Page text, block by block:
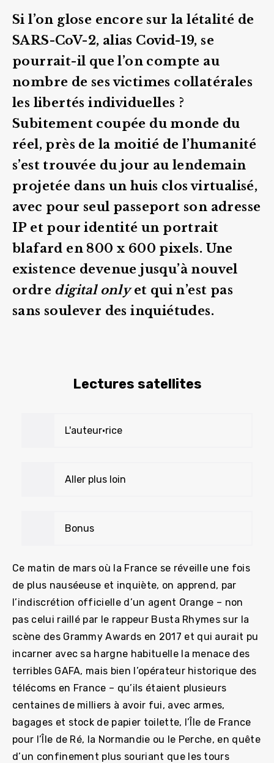
Si l’on glose encore sur la létalité de
SARS-CoV-2, alias Covid-19, se
pourrait-il que l’on compte au
nombre de ses victimes collatérales
les libertés individuelles ?
Subitement coupée du monde du
réel, près de la moitié de l’humanité
s’est trouvée du jour au lendemain
projetée dans un huis clos virtualisé,
avec pour seul passeport son adresse
IP et pour identité un portrait
blafard en 800 x 600 pixels. Une
existence devenue jusqu’à nouvel
ordre digital onlyet qui n’est pas
sans soulever des inquiétudes.
Lectures satellites
L'auteur•rice
Aller plus loin
Bonus
Ce matin de mars où la France se réveille une fois
de plus nauséeuse et inquiète, on apprend, par
l’indiscrétion officielle d’un agent Orange – non
pas celui raillé par le rappeur Busta Rhymes sur la
scène des Grammy Awards en 2017 et qui aurait pu
incarner avec sa hargne habituelle la menace des
terribles GAFA, mais bien l’opérateur historique des
télécoms en France – qu’ils étaient plusieurs
centaines de milliers à avoir fui, avec armes,
bagages et stock de papier toilette, l’Île de France
pour l’Île de Ré, la Normandie ou le Perche, en quête
d’un confinement plus souriant que les tours